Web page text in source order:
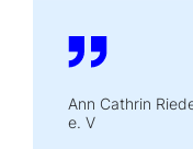
Ann Cathrin
e. V